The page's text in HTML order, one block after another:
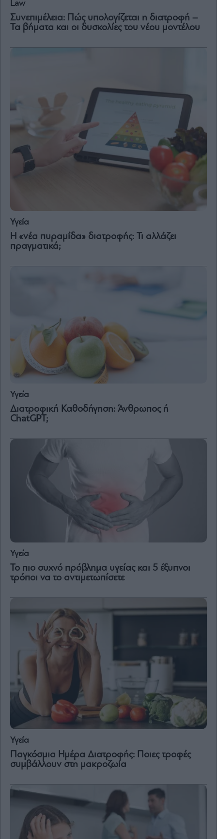
Law
Συνεπιμέλεια: Πώς υπολογίζεται η διατροφή –
Τα βήματα και οι δυσκολίες του νέου μοντέλου
Υγεία
Η «νέα πυραμίδα» διατροφής: Τι αλλάζει
πραγματικά;
Υγεία
Διατροφική Καθοδήγηση: Άνθρωπος ή
ChatGPT;
Υγεία
Το πιο συχνό πρόβλημα υγείας και 5 έξυπνοι
τρόποι να το αντιμετωπίσετε
Υγεία
Παγκόσμια Ημέρα Διατροφής: Ποιες τροφές
συμβάλλουν στη μακροζωία